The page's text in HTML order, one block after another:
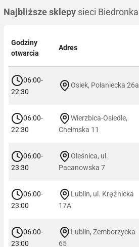
Najbliższe sklepy sieci Biedronka
Godziny
otwarcia
Adres
06:00-
22:30
Osiek, Połaniecka 26a
06:00-
22:30
Wierzbica-Osiedle,
Chełmska 11
06:00-
23:30
Oleśnica, ul.
Pacanowska 7
06:00-
23:00
Lublin, ul. Krężnicka
17A
06:00-
23:00
Lublin, Zemborzycka
65